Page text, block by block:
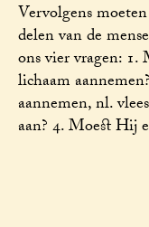
Vervolgens
delen van de
ons vier vragen:
lichaam
aannemen, nl.
aan? 4. Moest Hij